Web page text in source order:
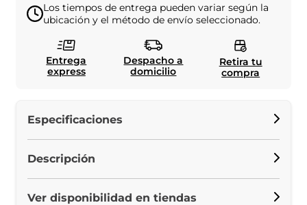
Los tiempos de entrega pueden variar según la
ubicación y el método de envío seleccionado.
Entrega
express
Despacho a
domicilio
Retira tu
compra
Especificaciones
Descripción
Ver disponibilidad en tiendas